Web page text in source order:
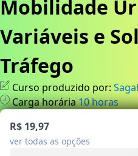
Mobilidade
Variáveis e
Tráfego
Curso produzido por:
Carga horária10horas
R$ 19,97
ver todas as opções